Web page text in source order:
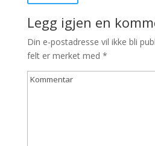
Legg igjen en
Din e-postadresse vil ikke bli
felt er merket med *